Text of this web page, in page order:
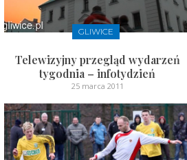
GLIWICE
Telewizyjny przegląd wydarzeń
tygodnia – infotydzień
25 marca 2011